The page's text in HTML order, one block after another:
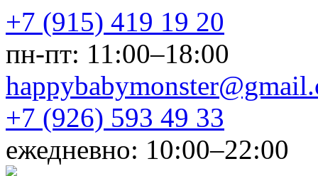
+7 (915) 419 19 20
пн-пт: 11:00–18:00
+7 (926) 593 49 33
ежедневно: 10:00–22:00